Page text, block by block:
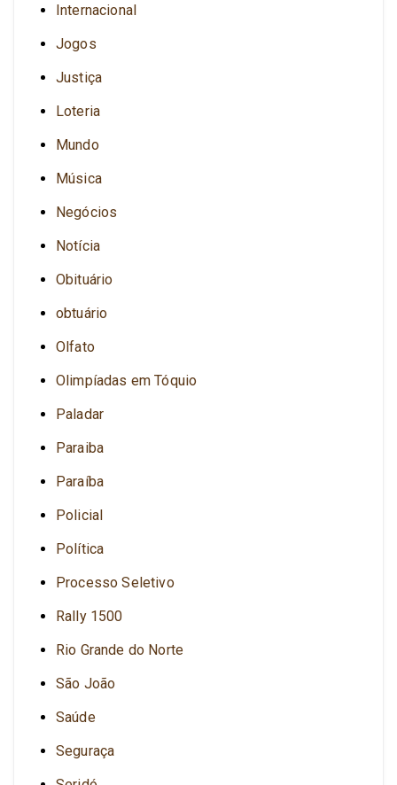
Internacional
Jogos
Justiça
Loteria
Mundo
Música
Negócios
Notícia
Obituário
obtuário
Olfato
Olimpíadas em Tóquio
Paladar
Paraiba
Paraíba
Policial
Política
Processo Seletivo
Rally 1500
Rio Grande do Norte
São João
Saúde
Seguraça